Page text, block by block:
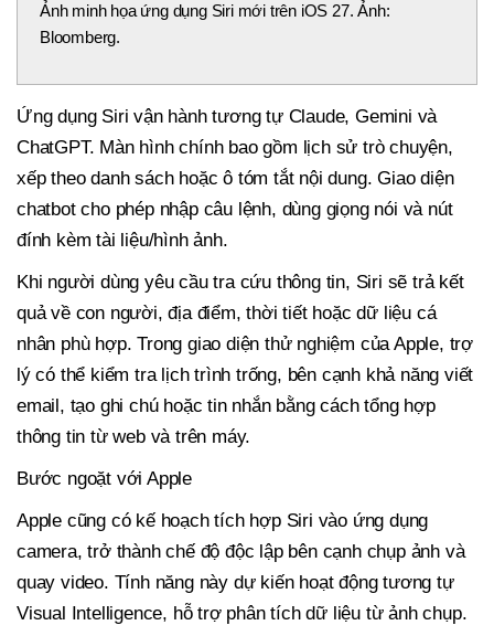
Ảnh minh họa ứng dụng Siri mới trên iOS 27. Ảnh:
Bloomberg.
Ứng dụng Siri vận hành tương tự Claude, Gemini và
ChatGPT. Màn hình chính bao gồm lịch sử trò chuyện,
xếp theo danh sách hoặc ô tóm tắt nội dung. Giao diện
chatbot cho phép nhập câu lệnh, dùng giọng nói và nút
đính kèm tài liệu/hình ảnh.
Khi người dùng yêu cầu tra cứu thông tin, Siri sẽ trả kết
quả về con người, địa điểm, thời tiết hoặc dữ liệu cá
nhân phù hợp. Trong giao diện thử nghiệm của Apple, trợ
lý có thể kiểm tra lịch trình trống, bên cạnh khả năng viết
email, tạo ghi chú hoặc tin nhắn bằng cách tổng hợp
thông tin từ web và trên máy.
Bước ngoặt với Apple
Apple cũng có kế hoạch tích hợp Siri vào ứng dụng
camera, trở thành chế độ độc lập bên cạnh chụp ảnh và
quay video. Tính năng này dự kiến hoạt động tương tự
Visual Intelligence, hỗ trợ phân tích dữ liệu từ ảnh chụp.